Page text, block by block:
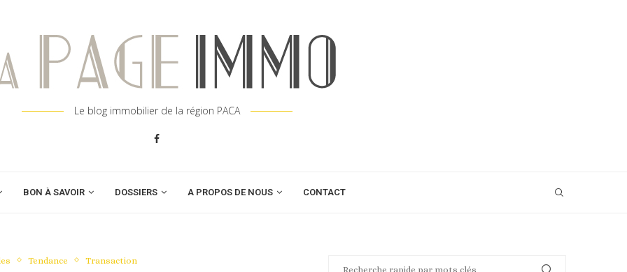
Le blog immobilier de la région PACA
BON À SAVOIR DOSSIERS A PROPOS DE NOUS CONTACT
Tendance Transaction